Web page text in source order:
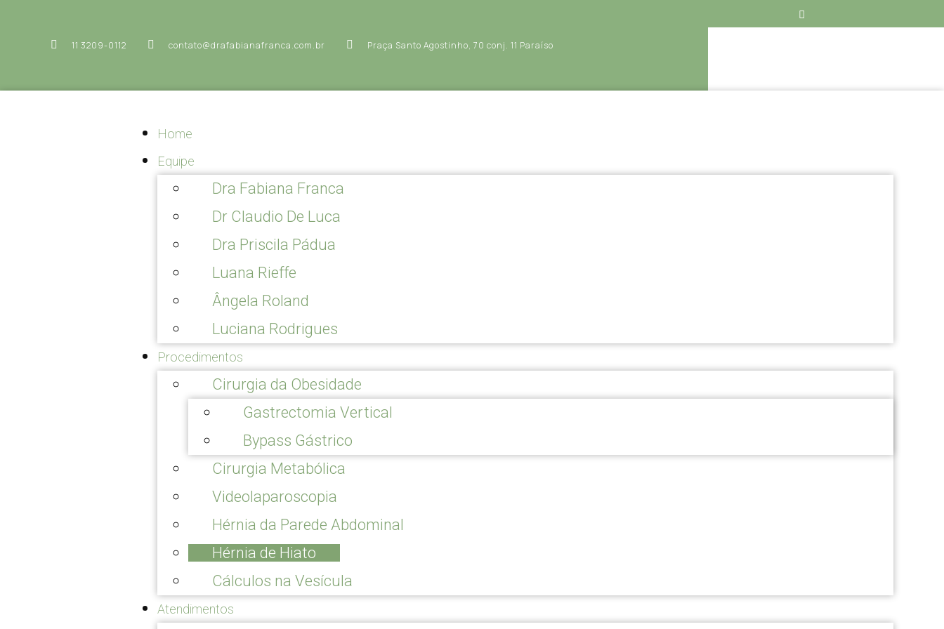
11 3209-0112 contato@drafabianafranca.com.br Praça Santo Agostinho, 70 conj. 11 Paraíso
Home
Equipe
Dra Fabiana Franca
Dr Claudio De Luca
Dra Priscila Pádua
Luana Rieffe
Ângela Roland
Luciana Rodrigues
Procedimentos
Cirurgia da Obesidade
Gastrectomia Vertical
Bypass Gástrico
Cirurgia Metabólica
Videolaparoscopia
Hérnia da Parede Abdominal
Hérnia de Hiato
Cálculos na Vesícula
Atendimentos